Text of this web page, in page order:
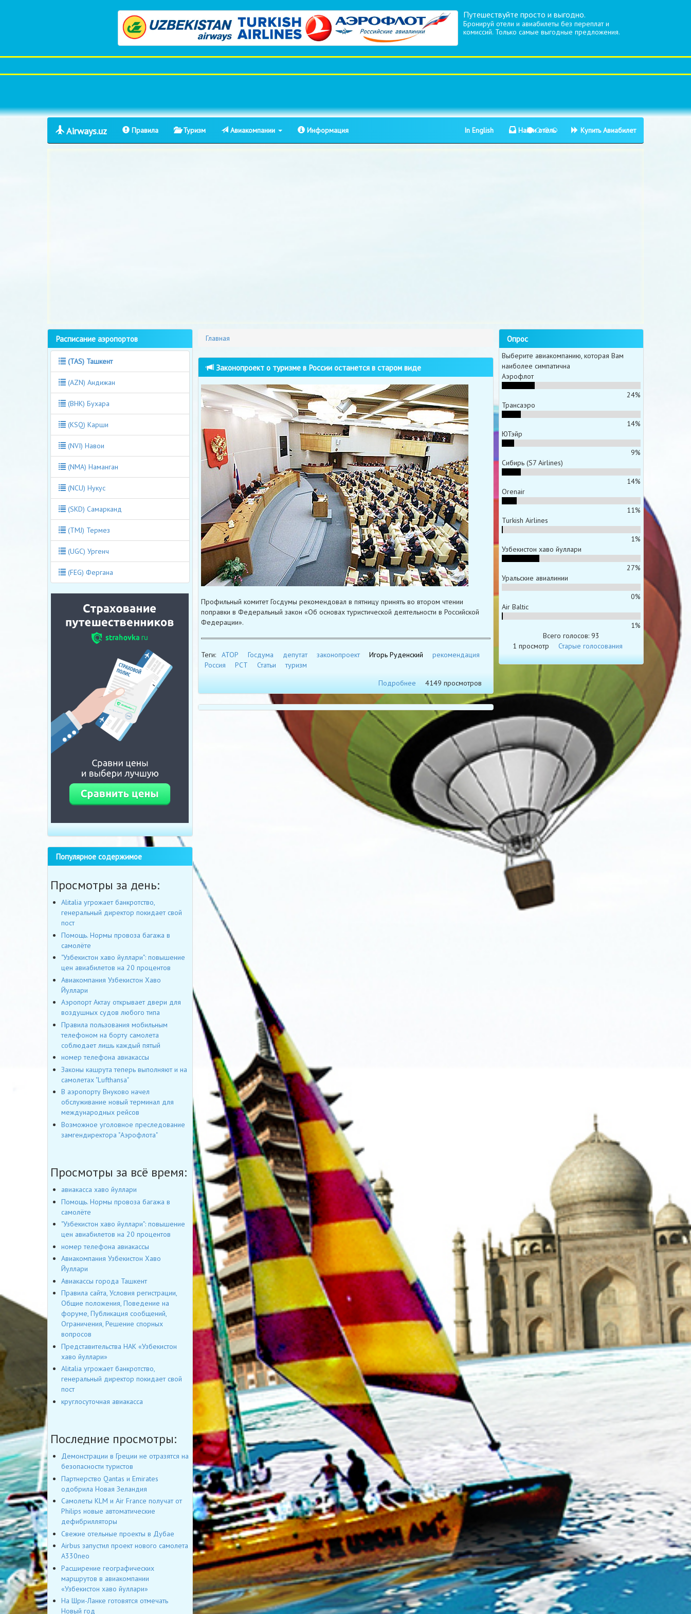
Путешествуйте просто и выгодно.
Бронируй отели и авиабилеты без переплат и
комиссий. Только самые выгодные предложения.
Airways.uz Правила Туризм Авиакомпании Информация In English Найти отель Купить Авиабилет
Главная
Законопроект о туризме в России останется в старом виде
Профильный комитет Госдумы рекомендовал в пятницу принять во втором чтении
поправки в Федеральный закон «Об основах туристической деятельности в Российской
Федерации».
Теги: АТОР Госдума депутат законопроект Игорь Руденский
рекомендация
Россия
РСТ Статьи
туризм
Подробнее
4149 просмотров
Расписание аэропортов
(TAS) Ташкент
(AZN) Андижан
(BHK) Бухара
(KSQ) Карши
(NVI) Навои
(NMA) Наманган
(NCU) Нукус
(SKD) Самарканд
(TMJ) Термез
(UGC) Ургенч
(FEG) Фергана
Популярное содержимое
Просмотры за день:
Alitalia угрожает банкротство,
генеральный директор покидает свой
пост
Помощь. Нормы провоза багажа в
самолёте
"Узбекистон хаво йуллари": повышение
цен авиабилетов на 20 процентов
Авиакомпания Узбекистон Хаво
Йуллари
Аэропорт Актау открывает двери для
воздушных судов любого типа
Правила пользования мобильным
телефоном на борту самолета
соблюдает лишь каждый пятый
номер телефона авиакассы
Законы кашрута теперь выполняют и на
самолетах "Lufthansa"
В аэропорту Внуково начел
обслуживание новый терминал для
международных рейсов
Возможное уголовное преследование
замгендиректора "Аэрофлота"
Просмотры за всё время:
авиакасса хаво йуллари
Помощь. Нормы провоза багажа в
самолёте
"Узбекистон хаво йуллари": повышение
цен авиабилетов на 20 процентов
номер телефона авиакассы
Авиакомпания Узбекистон Хаво
Йуллари
Авиакассы города Ташкент
Правила сайта, Условия регистрации,
Общие положения, Поведение на
форуме, Публикация сообщений,
Ограничения, Решение спорных
вопросов
Представительства НАК «Узбекистон
хаво йуллари»
Alitalia угрожает банкротство,
генеральный директор покидает свой
пост
круглосуточная авиакасса
Последние просмотры:
Демонстрации в Греции не отразятся на
безопасности туристов
Партнерство Qantas и Emirates
одобрила Новая Зеландия
Самолеты KLM и Air France получат от
Philips новые автоматические
дефибрилляторы
Свежие отельные проекты в Дубае
Airbus запустил проект нового самолета
A330neo
Расширение географических
маршрутов в авиакомпании
«Узбекистон хаво йуллари»
На Шри-Ланке готовятся отмечать
Новый год
Опрос
Выберите авиакомпанию, которая Вам
наиболее симпатична
Аэрофлот
24%
Трансаэро
14%
ЮТэйр
9%
Сибирь (S7 Airlines)
14%
Orenair
11%
Turkish Airlines
1%
Узбекистон хаво йуллари
27%
Уральские авиалинии
0%
Air Baltic
1%
Всего голосов: 93
1 просмотр
Старые голосования